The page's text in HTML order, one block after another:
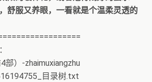
舒服又养眼，一看就是个温柔灵透的
：
部）-zhaimuxiangzhu
目录树.txt